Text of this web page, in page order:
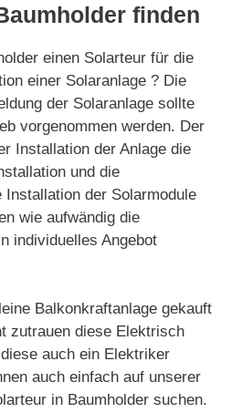
finden
einen Solarteur für die
einer Solaranlage ? Die
der Solaranlage sollte
vorgenommen werden. Der
Installation der Anlage die
und die
der Solarmodule
wie aufwändig die
individuelles Angebot
Balkonkraftanlage gekauft
zutrauen diese Elektrisch
auch ein Elektriker
auch einfach auf unserer
in Baumholder suchen.